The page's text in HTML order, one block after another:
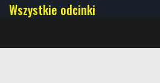
Wszystkie odcinki